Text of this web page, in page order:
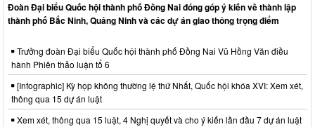
Đoàn Đại biểu Quốc hội thành phố Đồng Nai đóng góp ý kiến về thành lập
thành phố Bắc Ninh, Quảng Ninh và các dự án giao thông trọng điểm
Trưởng đoàn Đại biểu Quốc hội thành phố Đồng Nai Vũ Hồng Văn điều
hành Phiên thảo luận tổ 6
[Infographic] Kỳ họp không thường lệ thứ Nhất, Quốc hội khóa XVI: Xem xét,
thông qua 15 dự án luật
Xem xét, thông qua 15 luật, 4 Nghị quyết và cho ý kiến lần đầu 7 dự án luật